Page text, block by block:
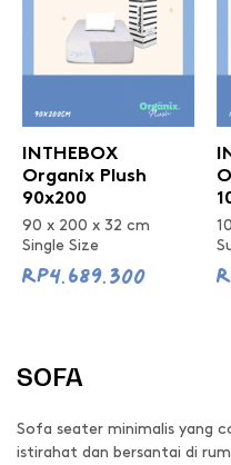
INTHEBOX
Organix Plush
90x200
90 x 200 x 32 cm
Single Size
Rp4.689.300
SOFA
Sofa seater minimalis yang
istirahat dan bersantai di